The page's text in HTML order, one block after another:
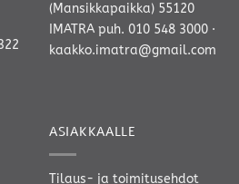
(Mansikkapaikka) 55120
IMATRA puh. 010 548 3000 ·
kaakko.imatra@gmail.com
ASIAKKAALLE
Tilaus- ja toimitusehdot